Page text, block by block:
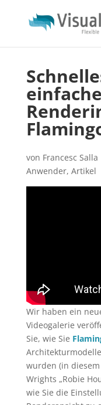
von Francesc Salla
Anwender, Artikel
Wir haben ein
Videogalerie
Sie, wie Sie
wurden (in
Wrights „Robie
wie Sie die